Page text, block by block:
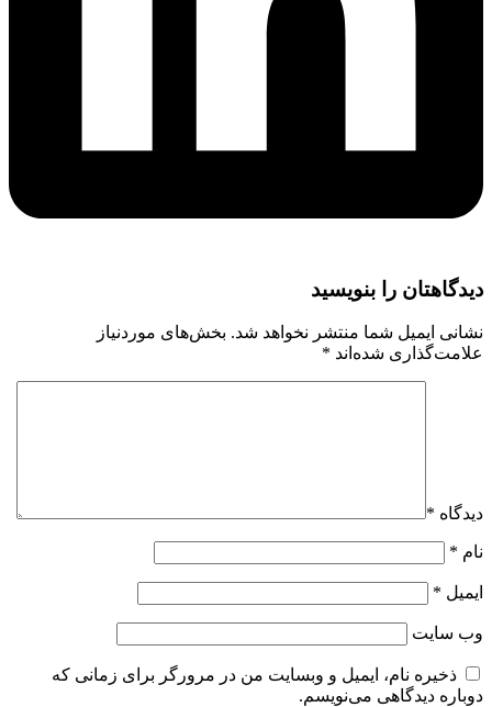
دیدگاهتان را بنویسید
نشانی ایمیل شما منتشر نخواهد شد. بخش‌های موردنیاز
علامت‌گذاری شده‌اند *
دیدگاه *
نام *
ایمیل *
وب‌ سایت
ذخیره نام، ایمیل و وبسایت من در مرورگر برای زمانی که
دوباره دیدگاهی می‌نویسم.